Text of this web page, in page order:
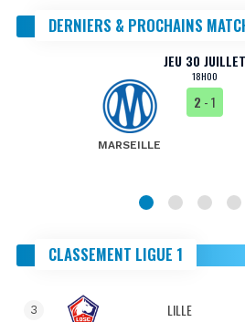
DERNIERS & PROCHAINS
JEU 30 JUILLET
18H00
MARSEILLE
2 - 1
CLASSEMENT LIGUE 1
3 LILLE